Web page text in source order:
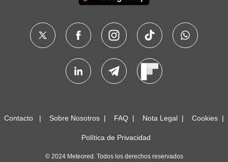
Contacto Sobre Nosotros FAQ Nota Legal Cookies
Política de Privacidad
© 2024 Meteored. Todos los derechos reservados